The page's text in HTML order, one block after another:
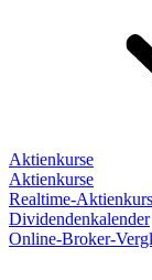
Aktienkurse
Aktienkurse
Realtime-
Dividendenkalender
Online-Broker-